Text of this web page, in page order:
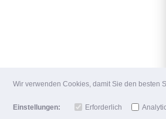
Wir verwenden Cookies, damit Sie den besten
Einstellungen: Erforderlich